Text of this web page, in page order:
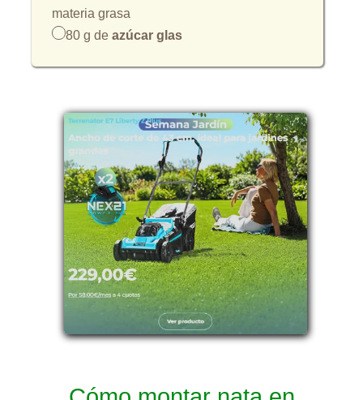
materia grasa
80 g de azúcar glas